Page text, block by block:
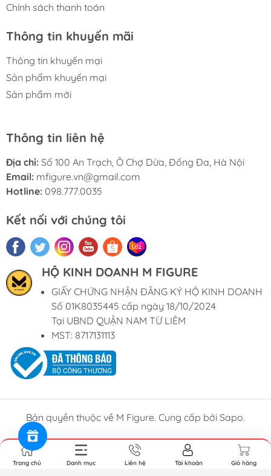
Chính sách thanh toán
Thông tin khuyến mãi
Thông tin khuyến mại
Sản phẩm khuyến mại
Sản phẩm mới
Thông tin liên hệ
Địa chỉ: Số 100 An Trạch, Ô Chợ Dừa, Đống Đa, Hà Nội
Email: mfigure.vn@gmail.com
Hotline: 098.777.0035
Kết nối với chúng tôi
HỘ KINH DOANH M FIGURE
GIẤY CHỨNG NHẬN ĐĂNG KÝ HỘ KINH DOANH
Số 01K8035445 cấp ngày 18/10/2024
Tại UBND QUẬN NAM TỪ LIÊM
MST: 8717131113
Bản quyền thuộc về M Figure. Cung cấp bởi Sapo.
Trang chủ Danh mục Liên hệ Tài khoản Giỏ hàng